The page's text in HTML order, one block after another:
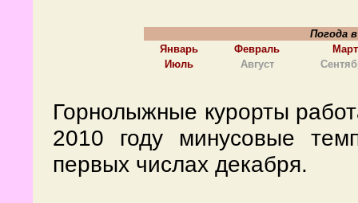
Погода
Январь
Февраль
Март
Июль
Август
Горнолыжные курорты
2010 году минусовые
первых числах декабря.